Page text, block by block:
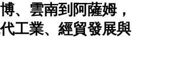
、雲南到阿薩姆，
工業、經貿發展與